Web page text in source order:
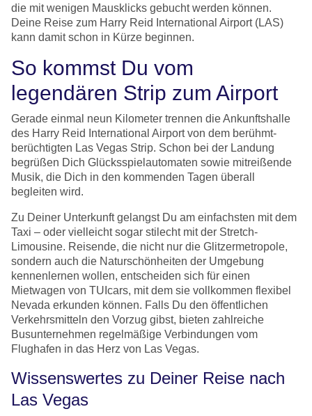
die mit wenigen Mausklicks gebucht werden können.
Deine Reise zum Harry Reid International Airport (LAS)
kann damit schon in Kürze beginnen.
So kommst Du vom
legendären Strip zum Airport
Gerade einmal neun Kilometer trennen die Ankunftshalle
des Harry Reid International Airport von dem berühmt-
berüchtigten Las Vegas Strip. Schon bei der Landung
begrüßen Dich Glücksspielautomaten sowie mitreißende
Musik, die Dich in den kommenden Tagen überall
begleiten wird.
Zu Deiner Unterkunft gelangst Du am einfachsten mit dem
Taxi – oder vielleicht sogar stilecht mit der Stretch-
Limousine. Reisende, die nicht nur die Glitzermetropole,
sondern auch die Naturschönheiten der Umgebung
kennenlernen wollen, entscheiden sich für einen
Mietwagen von TUIcars, mit dem sie vollkommen flexibel
Nevada erkunden können. Falls Du den öffentlichen
Verkehrsmitteln den Vorzug gibst, bieten zahlreiche
Busunternehmen regelmäßige Verbindungen vom
Flughafen in das Herz von Las Vegas.
Wissenswertes zu Deiner Reise nach
Las Vegas